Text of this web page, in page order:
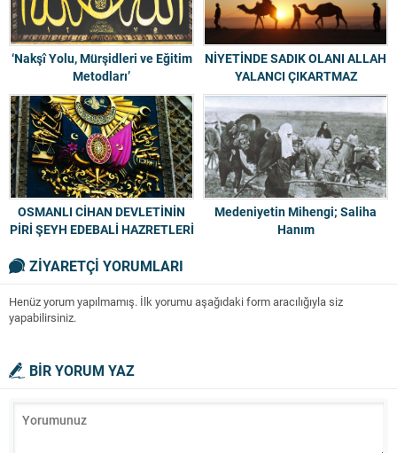
‘Nakşî Yolu, Mürşidleri ve Eğitim
Metodları’
NİYETİNDE SADIK OLANI ALLAH
YALANCI ÇIKARTMAZ
OSMANLI CİHAN DEVLETİNİN
PİRİ ŞEYH EDEBALİ HAZRETLERİ
Medeniyetin Mihengi; Saliha
Hanım
ZİYARETÇİ YORUMLARI
Henüz yorum yapılmamış. İlk yorumu aşağıdaki form aracılığıyla siz
yapabilirsiniz.
BİR YORUM YAZ